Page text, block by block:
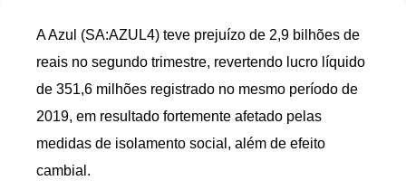
A Azul (SA:AZUL4) teve prejuízo de 2,9 bilhões de
reais no segundo trimestre, revertendo lucro líquido
de 351,6 milhões registrado no mesmo período de
2019, em resultado fortemente afetado pelas
medidas de isolamento social, além de efeito
cambial.